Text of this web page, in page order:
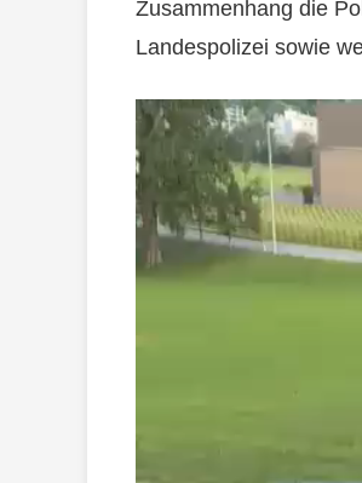
Zusammenhang die
Landespolizei sowie